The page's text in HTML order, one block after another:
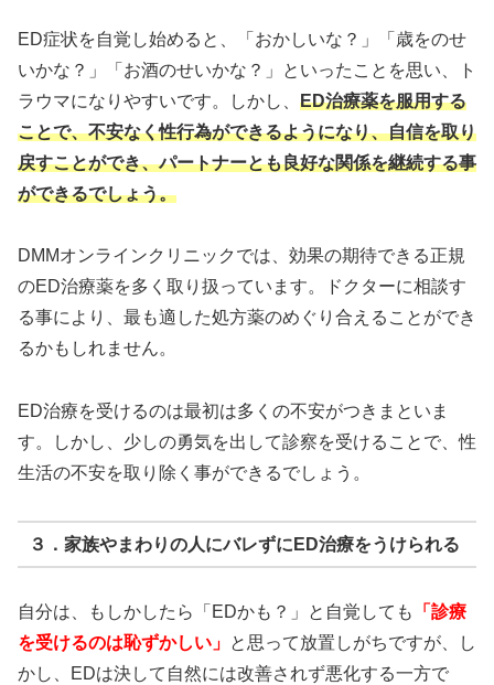
ED症状を自覚し始めると、「おかしいな？」「歳をのせ
いかな？」「お酒のせいかな？」といったことを思い、ト
ラウマになりやすいです。しかし、 ED治療薬を服用する
ことで、不安なく性行為ができるようになり、自信を取り
戻すことができ、パートナーとも良好な関係を継続する事
ができるでしょう。
DMMオンラインクリニックでは、効果の期待できる正規
のED治療薬を多く取り扱っています。ドクターに相談す
る事により、最も適した処方薬のめぐり合えることができ
るかもしれません。
ED治療を受けるのは最初は多くの不安がつきまといま
す。しかし、少しの勇気を出して診察を受けることで、性
生活の不安を取り除く事ができるでしょう。
３．家族やまわりの人にバレずにED治療をうけられる
自分は、もしかしたら「EDかも？」と自覚しても
「診療
を受けるのは恥ずかしい」 と思って放置しがちですが、し
かし、EDは決して自然には改善されず悪化する一方で